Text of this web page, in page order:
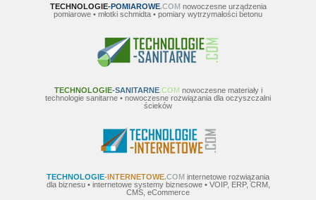
TECHNOLOGIE-POMIAROWE.COMnowoczesne urządzenia
pomiarowe • młotki schmidta • pomiary wytrzymałości betonu
TECHNOLOGIE-SANITARNE.COMnowoczesne materiały i
technologie sanitarne • nowoczesne rozwiązania dla oczyszczalni
ścieków
TECHNOLOGIE-INTERNETOWE.COM internetowe rozwiązania
dla biznesu • internetowe systemy biznesowe • VOIP, ERP, CRM,
CMS, eCommerce